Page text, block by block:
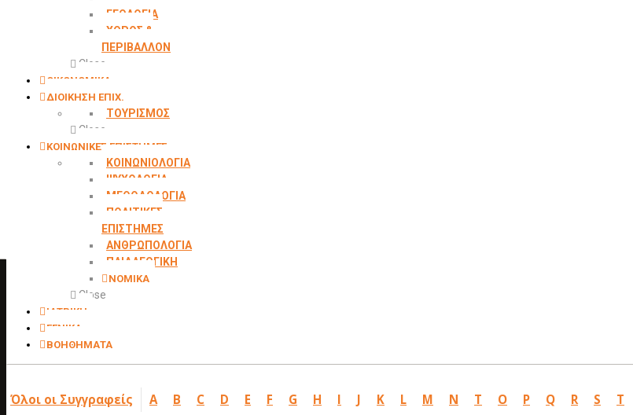
ΓΕΩΛOΓΙΑ
ΧΩΡΟΣ &
ΠΕΡΙΒΑΛΛΟΝ
Close
ΟΙΚΟΝΟΜΙΚΑ
ΔΙΟΙΚΗΣΗ ΕΠΙΧ.
ΤΟΥΡΙΣΜΟΣ
Close
ΚΟΙΝΩΝΙΚΕΣ ΕΠΙΣΤΗΜΕΣ
ΚΟΙΝΩΝΙΟΛΟΓΙΑ
ΨΥΧΟΛΟΓΙΑ
ΜΕΘΟΔΟΛΟΓΙΑ
ΠΟΛΙΤΙΚΕΣ
ΕΠΙΣΤΗΜΕΣ
ΑΝΘΡΩΠΟΛΟΓΙΑ
ΠΑΙΔΑΓΩΓΙΚΗ
ΝΟΜΙΚΑ
Close
ΙΑΤΡΙΚΗ
ΓΕΝΙΚΑ
ΒΟΗΘΗΜΑΤΑ
Όλοι οι Συγγραφείς A B C D E F G H I J K L M N T O P Q R S T